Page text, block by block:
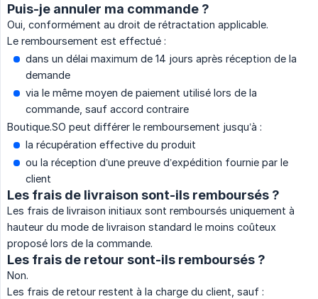
Puis-je annuler ma commande ?
Oui, conformément au droit de rétractation applicable.
Le remboursement est effectué :
dans un délai maximum de 14 jours après réception de la
demande
via le même moyen de paiement utilisé lors de la
commande, sauf accord contraire
Boutique.SO peut différer le remboursement jusqu’à :
la récupération effective du produit
ou la réception d’une preuve d’expédition fournie par le
client
Les frais de livraison sont-ils remboursés ?
Les frais de livraison initiaux sont remboursés uniquement à
hauteur du mode de livraison standard le moins coûteux
proposé lors de la commande.
Les frais de retour sont-ils remboursés ?
Non.
Les frais de retour restent à la charge du client, sauf :